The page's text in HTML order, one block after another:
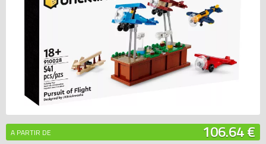
LEGO LES PLUS CHERS
DERNIERS LEGO AJOUTÉS
A PARTIR DE 106.64 €